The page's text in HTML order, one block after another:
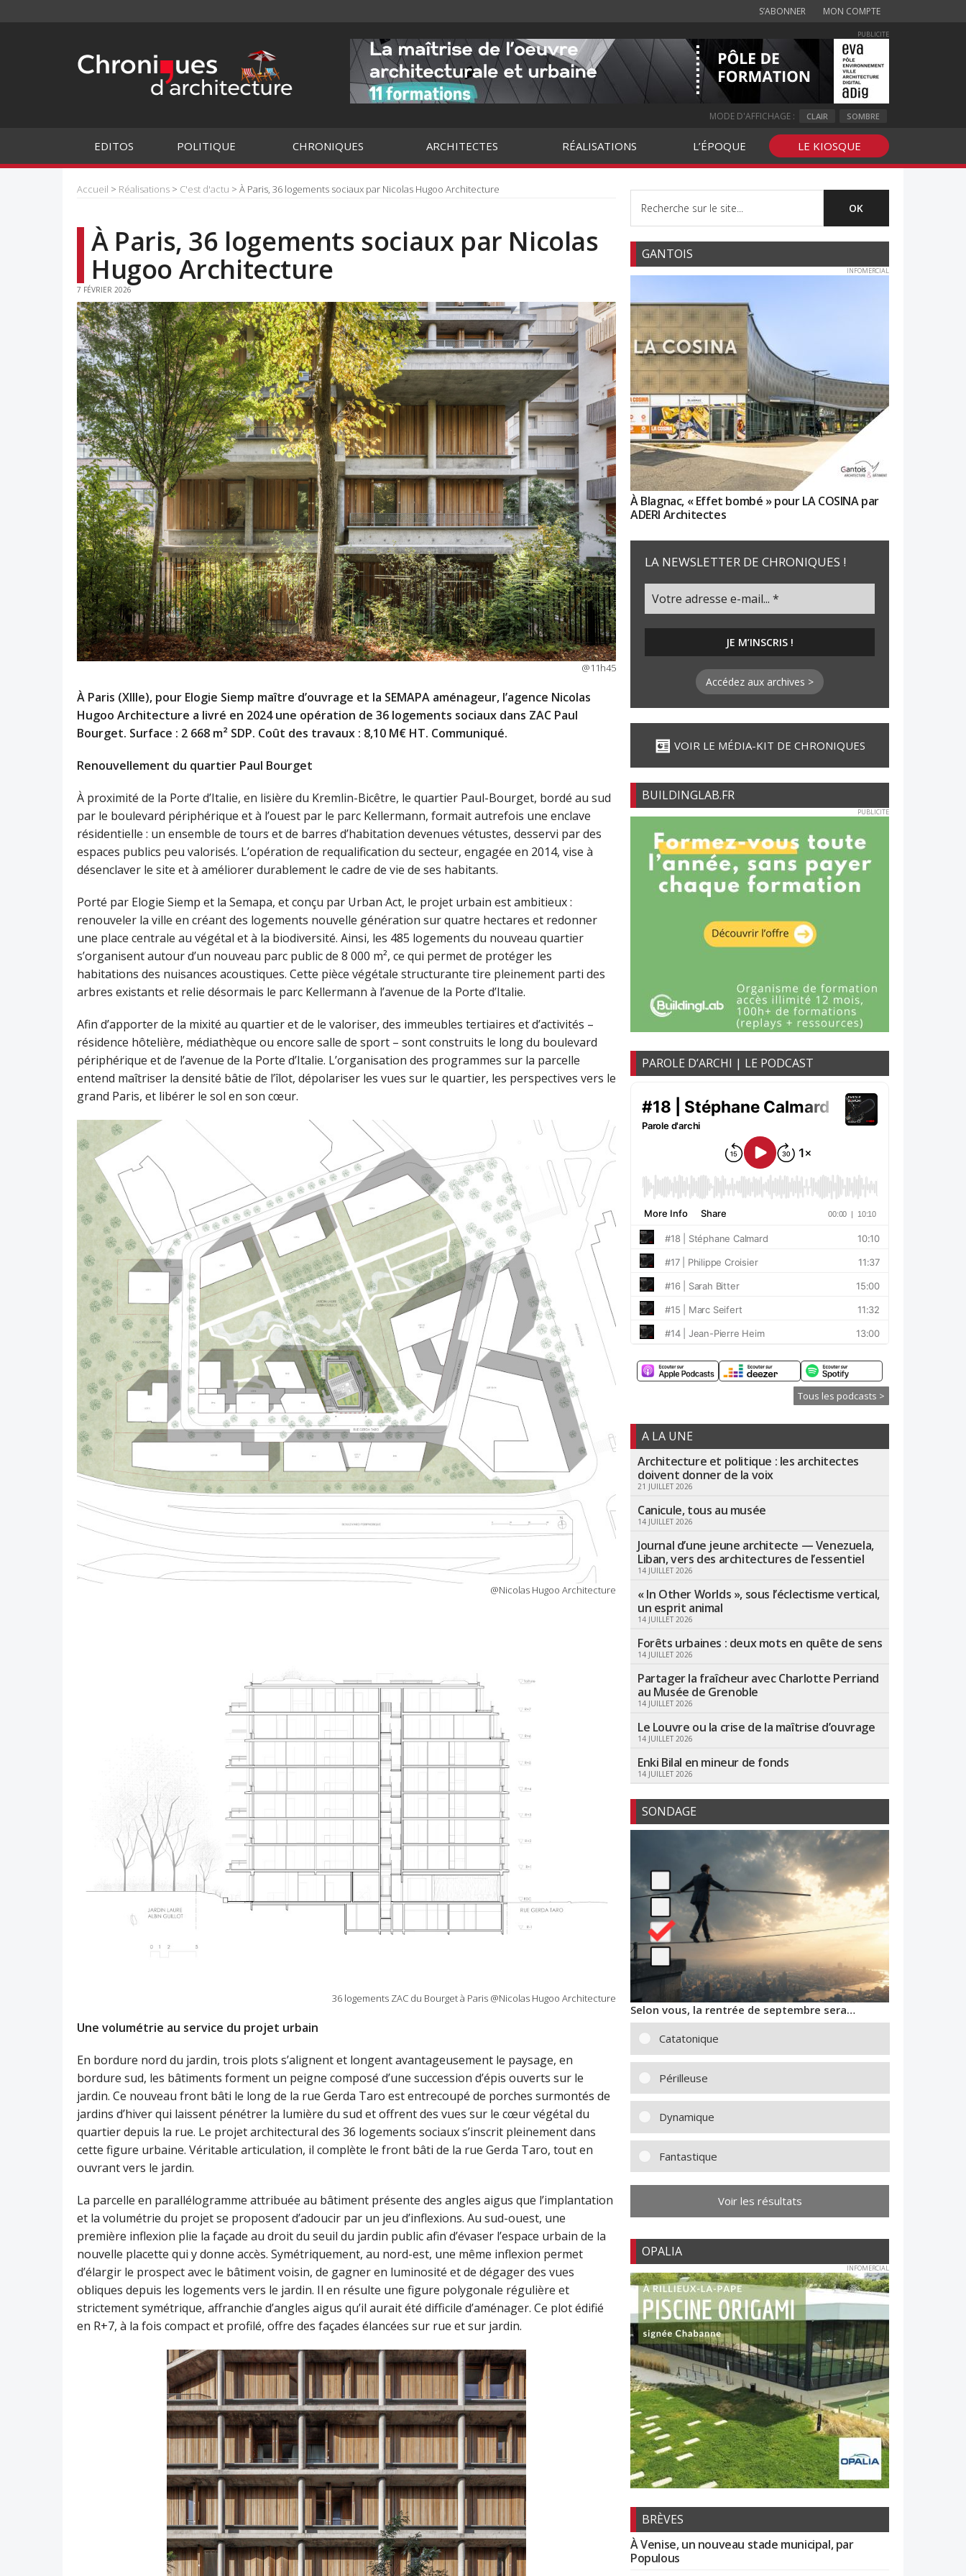
S’ABONNER MON COMPTE
PUBLICITE
MODE D'AFFICHAGE : CLAIR SOMBRE
EDITOS POLITIQUE CHRONIQUES ARCHITECTES RÉALISATIONS L’ÉPOQUE LE KIOSQUE
Accueil > Réalisations > C'est d'actu > À Paris, 36 logements sociaux par Nicolas Hugoo Architecture
À Paris, 36 logements sociaux par Nicolas
Hugoo Architecture
7 FÉVRIER 2026
@11h45
À Paris (XIIIe), pour Elogie Siemp maître d’ouvrage et la SEMAPA aménageur, l’agence Nicolas
Hugoo Architecture a livré en 2024 une opération de 36 logements sociaux dans ZAC Paul
Bourget. Surface : 2 668 m² SDP. Coût des travaux : 8,10 M€ HT. Communiqué.
Renouvellement du quartier Paul Bourget
À proximité de la Porte d’Italie, en lisière du Kremlin-Bicêtre, le quartier Paul-Bourget, bordé au sud
par le boulevard périphérique et à l’ouest par le parc Kellermann, formait autrefois une enclave
résidentielle : un ensemble de tours et de barres d’habitation devenues vétustes, desservi par des
espaces publics peu valorisés. L’opération de requalification du secteur, engagée en 2014, vise à
désenclaver le site et à améliorer durablement le cadre de vie de ses habitants.
Porté par Elogie Siemp et la Semapa, et conçu par Urban Act, le projet urbain est ambitieux :
renouveler la ville en créant des logements nouvelle génération sur quatre hectares et redonner
une place centrale au végétal et à la biodiversité. Ainsi, les 485 logements du nouveau quartier
s’organisent autour d’un nouveau parc public de 8 000 m², ce qui permet de protéger les
habitations des nuisances acoustiques. Cette pièce végétale structurante tire pleinement parti des
arbres existants et relie désormais le parc Kellermann à l’avenue de la Porte d’Italie.
Afin d’apporter de la mixité au quartier et de le valoriser, des immeubles tertiaires et d’activités –
résidence hôtelière, médiathèque ou encore salle de sport – sont construits le long du boulevard
périphérique et de l’avenue de la Porte d’Italie. L’organisation des programmes sur la parcelle
entend maîtriser la densité bâtie de l’îlot, dépolariser les vues sur le quartier, les perspectives vers le
grand Paris, et libérer le sol en son cœur.
@Nicolas Hugoo Architecture
36 logements ZAC du Bourget à Paris @Nicolas Hugoo Architecture
Une volumétrie au service du projet urbain
En bordure nord du jardin, trois plots s’alignent et longent avantageusement le paysage, en
bordure sud, les bâtiments forment un peigne composé d’une succession d’épis ouverts sur le
jardin. Ce nouveau front bâti le long de la rue Gerda Taro est entrecoupé de porches surmontés de
jardins d’hiver qui laissent pénétrer la lumière du sud et offrent des vues sur le cœur végétal du
quartier depuis la rue. Le projet architectural des 36 logements sociaux s’inscrit pleinement dans
cette figure urbaine. Véritable articulation, il complète le front bâti de la rue Gerda Taro, tout en
ouvrant vers le jardin.
La parcelle en parallélogramme attribuée au bâtiment présente des angles aigus que l’implantation
et la volumétrie du projet se proposent d’adoucir par un jeu d’inflexions. Au sud-ouest, une
première inflexion plie la façade au droit du seuil du jardin public afin d’évaser l’espace urbain de la
nouvelle placette qui y donne accès. Symétriquement, au nord-est, une même inflexion permet
d’élargir le prospect avec le bâtiment voisin, de gagner en luminosité et de dégager des vues
obliques depuis les logements vers le jardin. Il en résulte une figure polygonale régulière et
strictement symétrique, affranchie d’angles aigus qu’il aurait été difficile d’aménager. Ce plot édifié
en R+7, à la fois compact et profilé, offre des façades élancées sur rue et sur jardin.
GANTOIS
INFOMERCIAL
À Blagnac, « Effet bombé » pour LA COSINA par
ADERI Architectes
LA NEWSLETTER DE CHRONIQUES !
Accédez aux archives >
VOIR LE MÉDIA-KIT DE CHRONIQUES
BUILDINGLAB.FR
PUBLICITE
PAROLE D’ARCHI | LE PODCAST
Tous les podcasts >
A LA UNE
Architecture et politique : les architectes
doivent donner de la voix
21 JUILLET 2026
Canicule, tous au musée
14 JUILLET 2026
Journal d’une jeune architecte — Venezuela,
Liban, vers des architectures de l’essentiel
14 JUILLET 2026
« In Other Worlds », sous l’éclectisme vertical,
un esprit animal
14 JUILLET 2026
Forêts urbaines : deux mots en quête de sens
14 JUILLET 2026
Partager la fraîcheur avec Charlotte Perriand
au Musée de Grenoble
14 JUILLET 2026
Le Louvre ou la crise de la maîtrise d’ouvrage
14 JUILLET 2026
Enki Bilal en mineur de fonds
14 JUILLET 2026
SONDAGE
Selon vous, la rentrée de septembre sera…
Catatonique
Périlleuse
Dynamique
Fantastique
Voir les résultats
OPALIA
INFOMERCIAL
BRÈVES
À Venise, un nouveau stade municipal, par
Populous